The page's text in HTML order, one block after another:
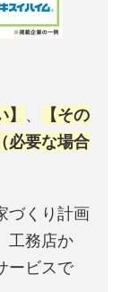
、
【その
必要な場合
づくり計画
工務店か
ービスで